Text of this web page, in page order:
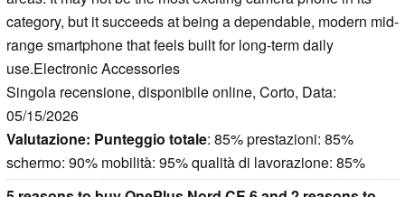
category, but it succeeds at being a dependable, modern mid-
range smartphone that feels built for long-term daily
use.Electronic Accessories
Singola recensione, disponibile online, Corto, Data:
05/15/2026
Valutazione: Punteggio totale: 85% prestazioni: 85%
schermo: 90% mobilità: 95% qualità di lavorazione: 85%